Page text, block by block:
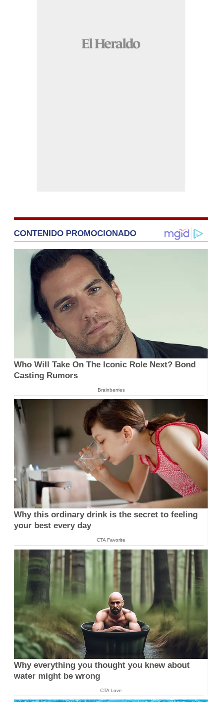
CONTENIDO PROMOCIONADO
Who Will Take On The Iconic Role Next? Bond
Casting Rumors
Brainberries
Why this ordinary drink is the secret to feeling
your best every day
CTA Favorite
Why everything you thought you knew about
water might be wrong
CTA Love